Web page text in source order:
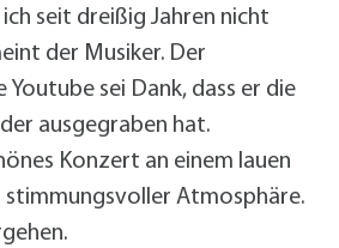
ich seit dreißig Jahren nicht
der Musiker. Der
Youtube sei Dank, dass er die
ausgegraben hat.
Konzert an einem lauen
stimmungsvoller Atmosphäre.